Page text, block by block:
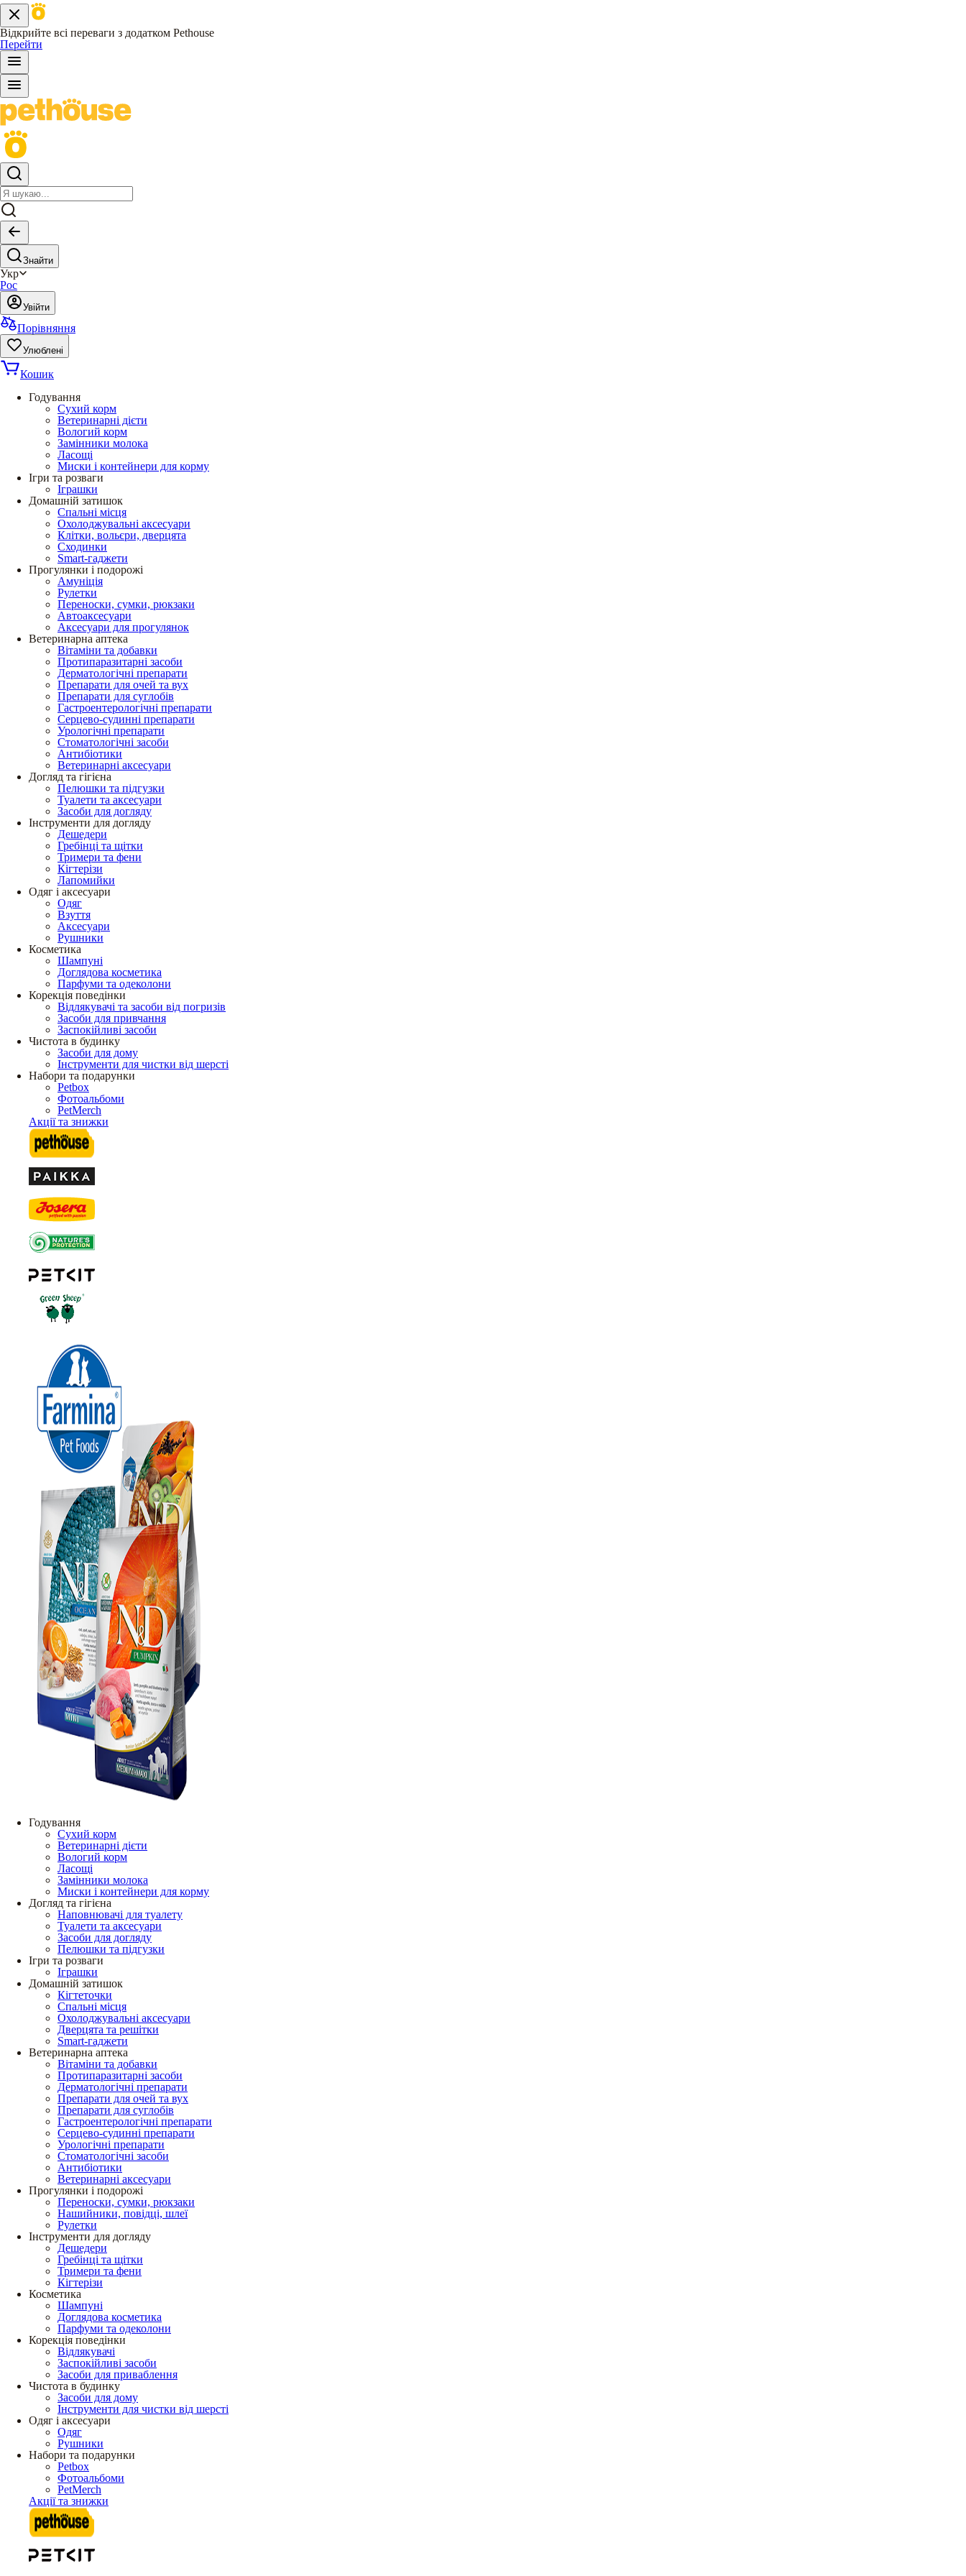
Відкрийте всі переваги з додатком Pethouse
Перейти
Знайти
Укр
Рос
Увійти
Порівняння
Улюблені
Кошик
Годування
Сухий корм
Ветеринарні дієти
Вологий корм
Замінники молока
Ласощі
Миски і контейнери для корму
Ігри та розваги
Іграшки
Домашній затишок
Спальні місця
Охолоджувальні аксесуари
Клітки, вольєри, дверцята
Сходинки
Smart-гаджети
Прогулянки і подорожі
Амуніція
Рулетки
Переноски, сумки, рюкзаки
Автоаксесуари
Аксесуари для прогулянок
Ветеринарна аптека
Вітаміни та добавки
Протипаразитарні засоби
Дерматологічні препарати
Препарати для очей та вух
Препарати для суглобів
Гастроентерологічні препарати
Серцево-судинні препарати
Урологічні препарати
Стоматологічні засоби
Антибіотики
Ветеринарні аксесуари
Догляд та гігієна
Пелюшки та підгузки
Туалети та аксесуари
Засоби для догляду
Інструменти для догляду
Дешедери
Гребінці та щітки
Тримери та фени
Кігтерізи
Лапомийки
Одяг і аксесуари
Одяг
Взуття
Аксесуари
Рушники
Косметика
Шампуні
Доглядова косметика
Парфуми та одеколони
Корекція поведінки
Відлякувачі та засоби від погризів
Засоби для привчання
Заспокійливі засоби
Чистота в будинку
Засоби для дому
Інструменти для чистки від шерсті
Набори та подарунки
Petbox
Фотоальбоми
PetMerch
Акції та знижки
Годування
Сухий корм
Ветеринарні дієти
Вологий корм
Ласощі
Замінники молока
Миски і контейнери для корму
Догляд та гігієна
Наповнювачі для туалету
Туалети та аксесуари
Засоби для догляду
Пелюшки та підгузки
Ігри та розваги
Іграшки
Домашній затишок
Кігтеточки
Спальні місця
Охолоджувальні аксесуари
Дверцята та решітки
Smart-гаджети
Ветеринарна аптека
Вітаміни та добавки
Протипаразитарні засоби
Дерматологічні препарати
Препарати для очей та вух
Препарати для суглобів
Гастроентерологічні препарати
Серцево-судинні препарати
Урологічні препарати
Стоматологічні засоби
Антибіотики
Ветеринарні аксесуари
Прогулянки і подорожі
Переноски, сумки, рюкзаки
Нашийники, повідці, шлеї
Рулетки
Інструменти для догляду
Дешедери
Гребінці та щітки
Тримери та фени
Кігтерізи
Косметика
Шампуні
Доглядова косметика
Парфуми та одеколони
Корекція поведінки
Відлякувачі
Заспокійливі засоби
Засоби для приваблення
Чистота в будинку
Засоби для дому
Інструменти для чистки від шерсті
Одяг і аксесуари
Одяг
Рушники
Набори та подарунки
Petbox
Фотоальбоми
PetMerch
Акції та знижки